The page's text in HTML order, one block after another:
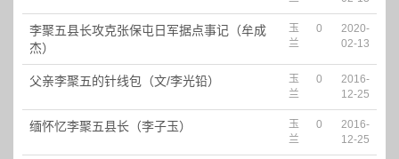
李聚五县长攻克张保屯日军据点事记（牟成
杰）
玉
兰
0
2020-
02-13
父亲李聚五的针线包（文/李光铅）
玉
兰
0
2016-
12-25
缅怀忆李聚五县长（李子玉）
玉
兰
0
2016-
12-25